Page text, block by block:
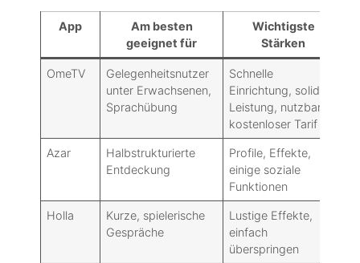
App
Am besten
geeignet für
Wichtigste
Stärken
OmeTV
Gelegenheitsnutzer
unter Erwachsenen,
Sprachübung
Schnelle
Einrichtung, solide
Leistung, nutzbarer
kostenloser Tarif
Azar
Halbstrukturierte
Entdeckung
Profile, Effekte,
einige soziale
Funktionen
Holla
Kurze, spielerische
Gespräche
Lustige Effekte,
einfach
überspringen